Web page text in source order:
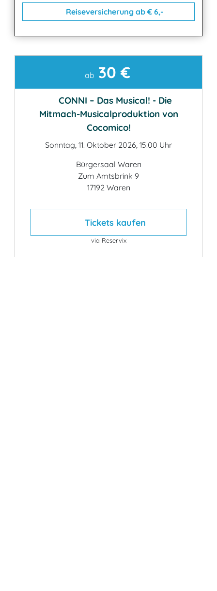
Reiseversicherung ab € 6,-
ab 30 €
CONNI – Das Musical! - Die
Mitmach-Musicalproduktion von
Cocomico!
Sonntag, 11. Oktober 2026, 15:00 Uhr
Bürgersaal Waren
Zum Amtsbrink 9
17192 Waren
Tickets kaufen
via Reservix